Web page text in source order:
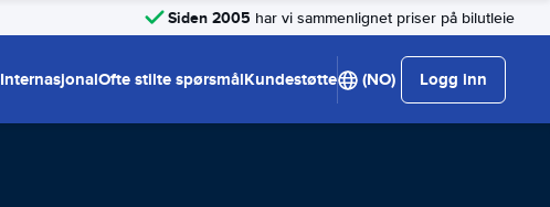
Siden 2005 har vi sammenlignet priser på bilutleie
InternasjonalOfte stilte spørsmålKundestøtte (NO) Logg inn